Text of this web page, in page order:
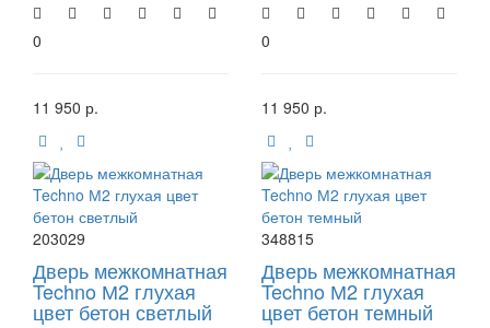
0
11 950 р.
0
11 950 р.
203029
Дверь межкомнатная
Techno М2 глухая
цвет бетон светлый
348815
Дверь межкомнатная
Techno М2 глухая
цвет бетон темный